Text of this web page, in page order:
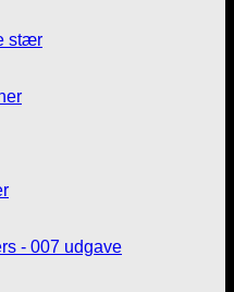
stær